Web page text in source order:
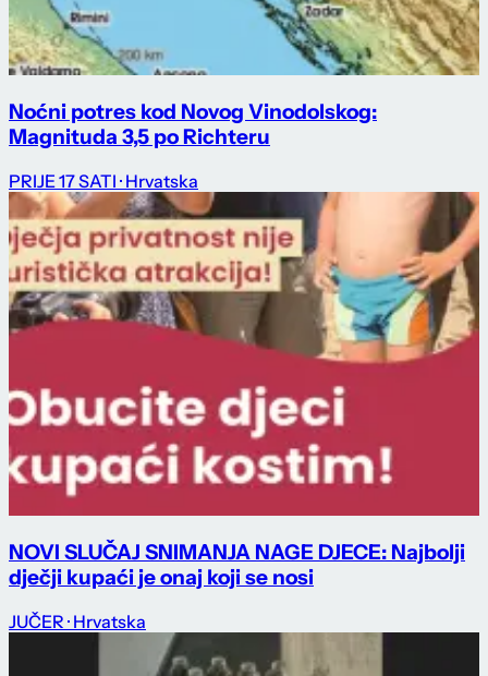
Noćni potres kod Novog Vinodolskog:
Magnituda 3,5 po Richteru
PRIJE 17 SATI · Hrvatska
NOVI SLUČAJ SNIMANJA NAGE DJECE: Najbolji
dječji kupaći je onaj koji se nosi
JUČER · Hrvatska